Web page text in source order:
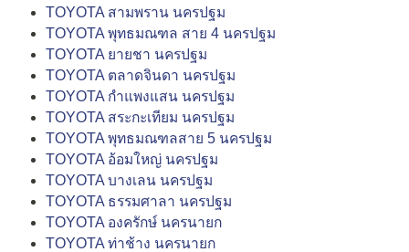
TOYOTA สามพราน นครปฐม
TOYOTA พุทธมณฑล สาย 4 นครปฐม
TOYOTA ยายชา นครปฐม
TOYOTA ตลาดจินดา นครปฐม
TOYOTA กำแพงแสน นครปฐม
TOYOTA สระกะเทียม นครปฐม
TOYOTA พุทธมณฑลสาย 5 นครปฐม
TOYOTA อ้อมใหญ่ นครปฐม
TOYOTA บางเลน นครปฐม
TOYOTA ธรรมศาลา นครปฐม
TOYOTA องครักษ์ นครนายก
TOYOTA ท่าช้าง นครนายก